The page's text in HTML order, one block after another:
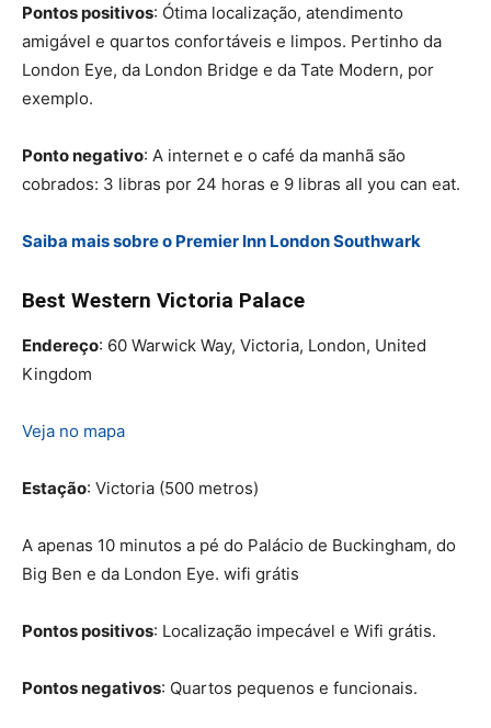
Pontos positivos: Ótima localização, atendimento
amigável e quartos confortáveis e limpos. Pertinho da
London Eye, da London Bridge e da Tate Modern, por
exemplo.
Ponto negativo: A internet e o café da manhã são
cobrados: 3 libras por 24 horas e 9 libras all you can eat.
Saiba mais sobre o Premier Inn London Southwark
Best Western Victoria Palace
Endereço: 60 Warwick Way, Victoria, London, United
Kingdom
Veja no mapa
Estação: Victoria (500 metros)
A apenas 10 minutos a pé do Palácio de Buckingham, do
Big Ben e da London Eye. wifi grátis
Pontos positivos: Localização impecável e Wifi grátis.
Pontos negativos: Quartos pequenos e funcionais.